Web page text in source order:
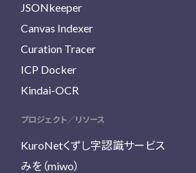
JSONkeeper
Canvas Indexer
Curation Tracer
ICP Docker
Kindai-OCR
プロジェクト／リソース
KuroNetくずし字認識サービス
みを（miwo）